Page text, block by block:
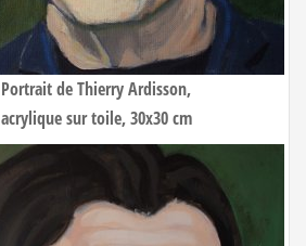
Portrait de Thierry Ardisson,
acrylique sur toile, 30x30 cm